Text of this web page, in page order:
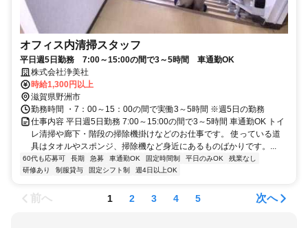
オフィス内清掃スタッフ
平日週5日勤務 7:00～15:00の間で3～5時間 車通勤OK
株式会社浄美社
時給1,300円以上
滋賀県野洲市
勤務時間 ・7：00～15：00の間で実働3～5時間 ※週5日の勤務
仕事内容 平日週5日勤務 7:00～15:00の間で3～5時間 車通勤OK トイ
レ清掃や廊下・階段の掃除機掛けなどのお仕事です。 使っている道
具はタオルやスポンジ、掃除機など身近にあるものばかりです。...
60代も応募可 長期 急募 車通勤OK 固定時間制 平日のみOK
残業なし
研修あり
制服貸与 固定シフト制 週4日以上OK
前へ 1 2 3 4 5 次へ